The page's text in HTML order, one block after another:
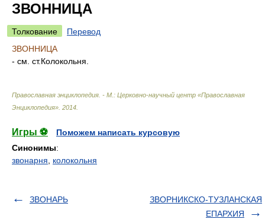
ЗВОННИЦА
Толкование
Перевод
ЗВОННИЦА
- см. ст.Колокольня.
Православная энциклопедия. - М.: Церковно-научный центр «Православная
Энциклопедия» 2014
Игры ⚽
Поможем написать курсовую
Синонимы:
звонарня
колокольня
ЗВОНАРЬ
ЗВОРНИКСКО-ТУЗЛАНСКАЯ
ЕПАРХИЯ